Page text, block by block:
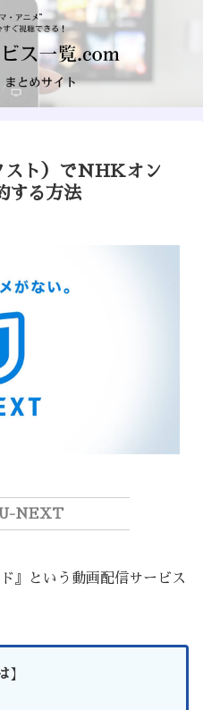
ト）でNHKオン
する方法
U-NEXT
』という動画配信サービス
】